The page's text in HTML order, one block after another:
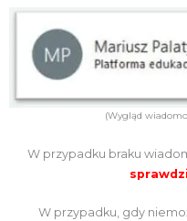
(Wygląd
W przypadku braku
W przypadku, gdy